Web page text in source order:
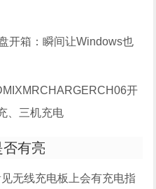
开箱：瞬间让Windows也
开
、三机充电
有亮
无线充电板上会有充电指